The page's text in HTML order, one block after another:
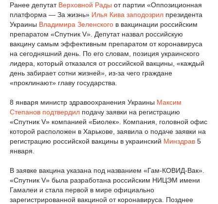
Ранее депутат Верховной Рады от партии «Оппозиционная
платформа — За жизнь» Илья Кива заподозрил президента
Украины Владимира Зеленского в вакцинации российским
препаратом «Спутник V». Депутат назвал российскую
вакцину самым эффективным препаратом от коронавируса
на сегодняшний день. По его словам, позиция украинского
лидера, который отказался от российской вакцины, «каждый
день забирает сотни жизней», из-за чего граждане
«проклинают» главу государства.
8 января министр здравоохранения Украины Максим
Степанов подтвердил подачу заявки на регистрацию
«Спутник V» компанией «Биолек». Компания, головной офис
которой расположен в Харькове, заявила о подаче заявки на
регистрацию российской вакцины в украинский Минздрав 5
января.
В заявке вакцина указана под названием «Гам-КОВИД-Вак».
«Спутник V» была разработана российским НИЦЭМ имени
Гамалеи и стала первой в мире официально
зарегистрированной вакциной от коронавируса. Позднее